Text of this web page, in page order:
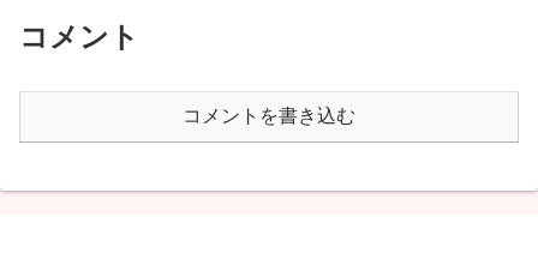
コメント
コメントを書き込む